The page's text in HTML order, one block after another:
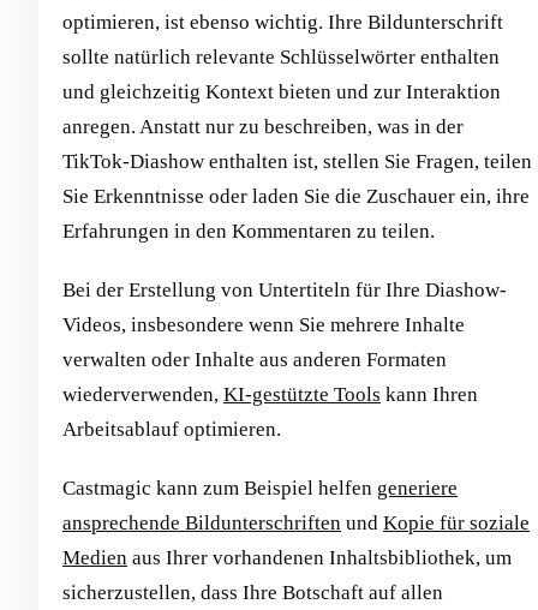
optimieren, ist ebenso wichtig. Ihre Bildunterschrift
sollte natürlich relevante Schlüsselwörter enthalten
und gleichzeitig Kontext bieten und zur Interaktion
anregen. Anstatt nur zu beschreiben, was in der
TikTok-Diashow enthalten ist, stellen Sie Fragen, teilen
Sie Erkenntnisse oder laden Sie die Zuschauer ein, ihre
Erfahrungen in den Kommentaren zu teilen.
Bei der Erstellung von Untertiteln für Ihre Diashow-
Videos, insbesondere wenn Sie mehrere Inhalte
verwalten oder Inhalte aus anderen Formaten
wiederverwenden, KI-gestützte Tools kann Ihren
Arbeitsablauf optimieren.
Castmagic kann zum Beispiel helfen generiere
ansprechende Bildunterschriften und Kopie für soziale
Medien aus Ihrer vorhandenen Inhaltsbibliothek, um
sicherzustellen, dass Ihre Botschaft auf allen